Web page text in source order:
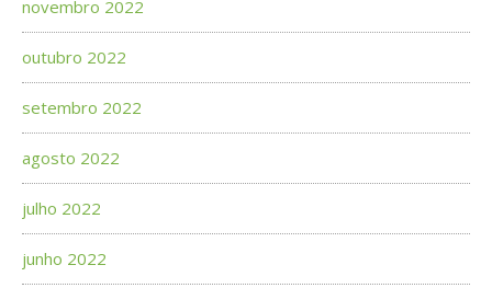
novembro 2022
outubro 2022
setembro 2022
agosto 2022
julho 2022
junho 2022